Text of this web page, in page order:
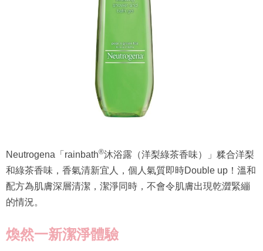
Neutrogena「rainbath®沐浴露（洋梨綠茶香味）」糅合洋梨
和綠茶香味，香氣清新宜人，個人氣質即時Double up！溫和
配方為肌膚深層清潔，潔淨同時，不會令肌膚出現乾澀緊繃
的情況。
煥然一新潔淨體驗